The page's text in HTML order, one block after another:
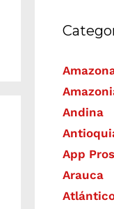
Andina
App
Arauca